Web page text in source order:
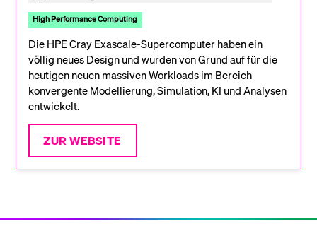
High Performance Computing
Die HPE Cray Exascale-Supercomputer haben ein
völlig neues Design und wurden von Grund auf für die
heutigen neuen massiven Workloads im Bereich
konvergente Modellierung, Simulation, KI und Analysen
entwickelt.
ZUR WEBSITE